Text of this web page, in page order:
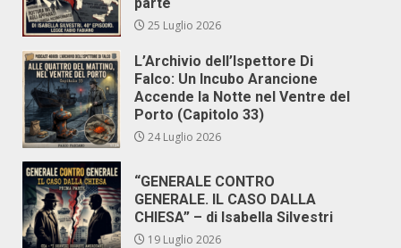
25 Luglio 2026
L’Archivio dell’Ispettore Di
Falco: Un Incubo Arancione
Accende la Notte nel Ventre del
Porto (Capitolo 33)
24 Luglio 2026
“GENERALE CONTRO
GENERALE. IL CASO DALLA
CHIESA” – di Isabella Silvestri
19 Luglio 2026